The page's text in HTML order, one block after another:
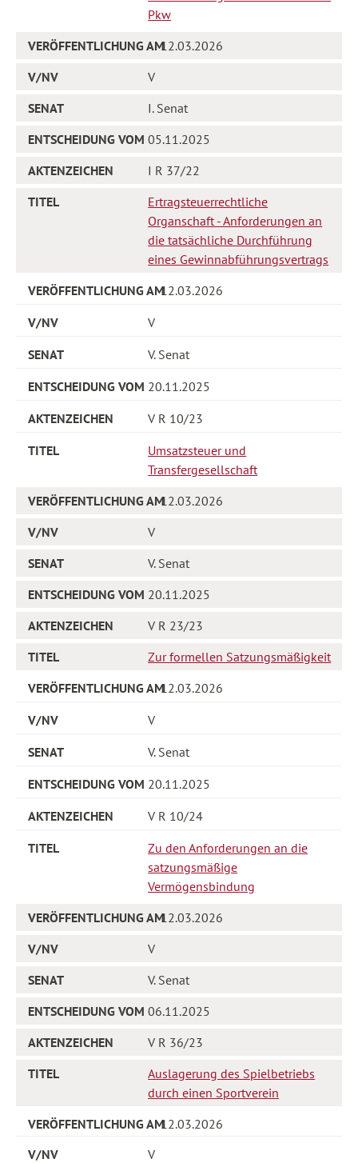
Pkw
12.03.2026
V
I. Senat
05.11.2025
I R 37/22
Ertragsteuerrechtliche
Organschaft - Anforderungen an
die tatsächliche Durchführung
eines Gewinnabführungsvertrags
12.03.2026
V
V. Senat
20.11.2025
V R 10/23
Umsatzsteuer und
Transfergesellschaft
12.03.2026
V
V. Senat
20.11.2025
V R 23/23
Zur formellen Satzungsmäßigkeit
12.03.2026
V
V. Senat
20.11.2025
V R 10/24
Zu den Anforderungen an die
satzungsmäßige
Vermögensbindung
12.03.2026
V
V. Senat
06.11.2025
V R 36/23
Auslagerung des Spielbetriebs
durch einen Sportverein
12.03.2026
V